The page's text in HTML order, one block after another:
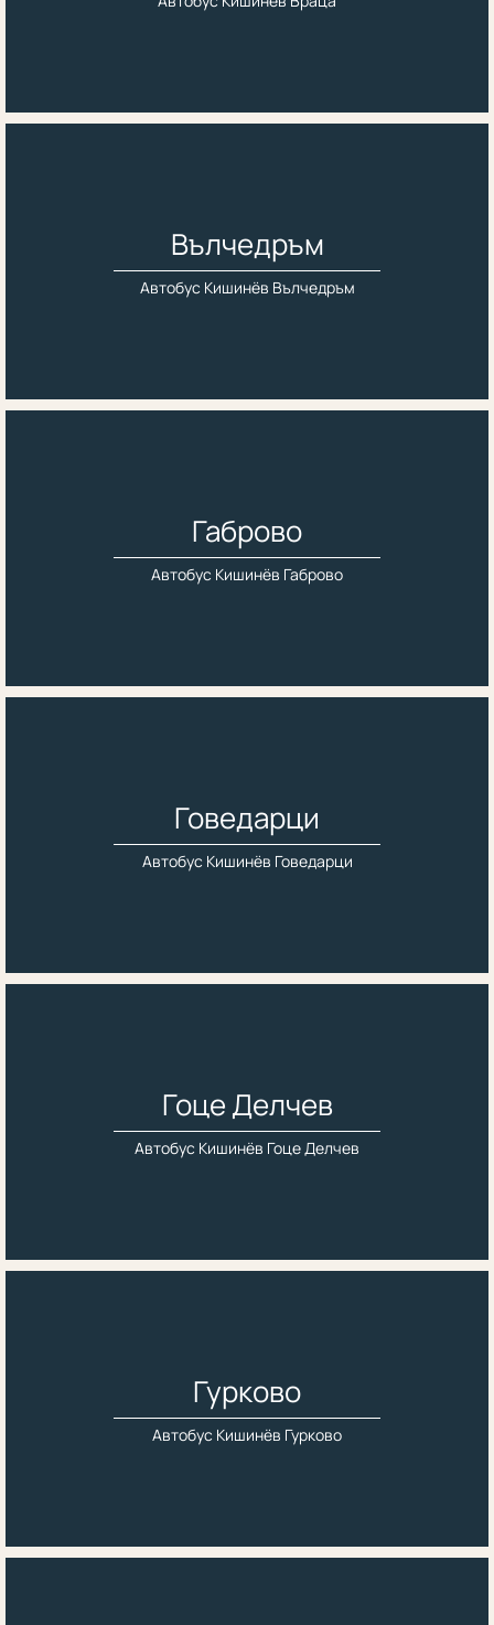
Вълчедръм
Автобус Кишинёв Вълчедръм
Габрово
Автобус Кишинёв Габрово
Говедарци
Автобус Кишинёв Говедарци
Гоце Делчев
Автобус Кишинёв Гоце Делчев
Гурково
Автобус Кишинёв Гурково